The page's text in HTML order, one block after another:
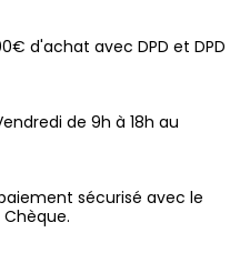
d'achat avec DPD et DPD
de 9h à 18h au
sécurisé avec le